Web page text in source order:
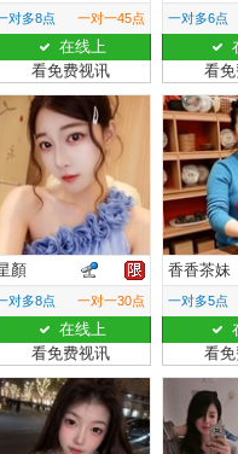
对多8点 一对一45点
在线上
看免费视讯
一对多6点
看
顏
对多8点 一对一30点
在线上
看免费视讯
香香茶妹
一对多5点
看